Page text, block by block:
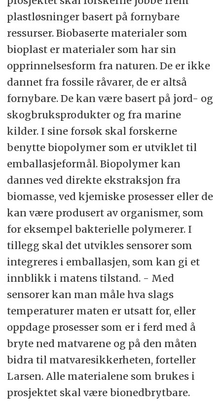
plastløsninger basert på fornybare
ressurser. Biobaserte materialer som
bioplast er materialer som har sin
opprinnelsesform fra naturen. De er ikke
dannet fra fossile råvarer, de er altså
fornybare. De kan være basert på jord- og
skogbruksprodukter og fra marine
kilder. I sine forsøk skal forskerne
benytte biopolymer som er utviklet til
emballasjeformål. Biopolymer kan
dannes ved direkte ekstraksjon fra
biomasse, ved kjemiske prosesser eller de
kan være produsert av organismer, som
for eksempel bakterielle polymerer. I
tillegg skal det utvikles sensorer som
integreres i emballasjen, som kan gi et
innblikk i matens tilstand. - Med
sensorer kan man måle hva slags
temperaturer maten er utsatt for, eller
oppdage prosesser som er i ferd med å
bryte ned matvarene og på den måten
bidra til matvaresikkerheten, forteller
Larsen. Alle materialene som brukes i
prosjektet skal være bionedbrytbare.